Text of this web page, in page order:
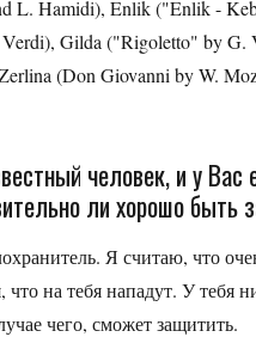
L. Hamidi), Enlik ("Enlik -
Gilda ("Rigoletto" by G.
(Don Giovanni by W.
человек, и у Вас
ли хорошо
Я считаю, что
на тебя нападут. У тебя
чего, сможет защитить.